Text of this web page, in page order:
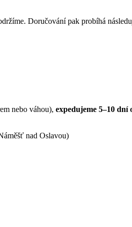
Doručování pak probíhá
nebo váhou), expedujeme 5–10 dní
nad Oslavou)